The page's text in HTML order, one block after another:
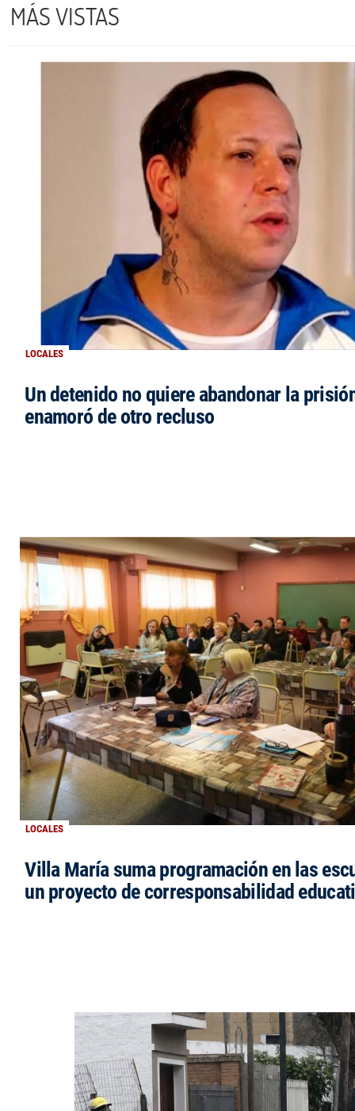
MÁS VISTAS
LOCALES
Un detenido no quiere abandonar la
enamoró de otro recluso
LOCALES
Villa María suma programación en las
un proyecto de corresponsabilidad